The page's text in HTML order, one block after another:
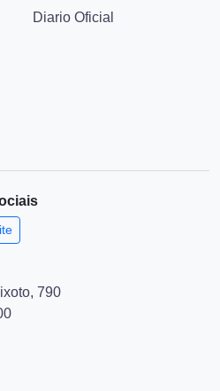
Diario Oficial
790